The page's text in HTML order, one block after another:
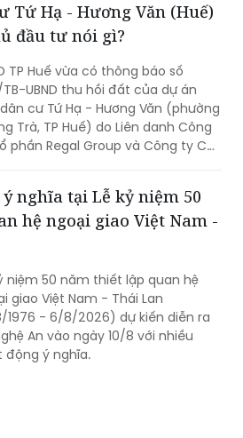
cán bộ đủ phẩm chất, năng
nhiệm, đưa các chủ trương
biến rõ nét trong phát triển kinh
hội và nâng cao đời sống Nhân
Tứ Hạ - Hương Văn (Huế)
đầu tư nói gì?
TP Huế vừa có thông báo số
UBND thu hồi đất của dự án
cư Tứ Hạ - Hương Văn (phường
Trà, TP Huế) do Liên danh Công
phần Regal Group và Công ty Cổ
nghĩa tại Lễ kỷ niệm 50
hệ ngoại giao Việt Nam -
niệm 50 năm thiết lập quan hệ
giao Việt Nam - Thái Lan
- 6/8/2026) dự kiến diễn ra
An vào ngày 10/8 với nhiều
động ý nghĩa.